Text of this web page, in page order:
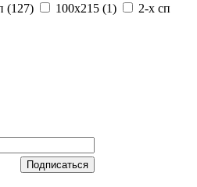
(127) 100х215 (1)
2-х сп